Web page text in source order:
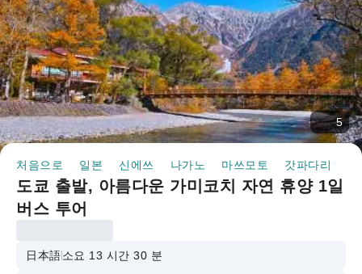
5
처음으로 일본 신에쓰 나가노 마쓰모토 갓파다리
도쿄 출발, 아름다운 가미코치 자연 휴양 1일
버스 투어
日本語소요 13 시간 30 분